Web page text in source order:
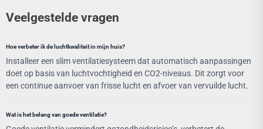
Veelgestelde vragen
Hoe verbeter ik de luchtkwaliteit in mijn huis?
Installeer een slim ventilatiesysteem dat automatisch aanpassingen
doet op basis van luchtvochtigheid en CO2-niveaus. Dit zorgt voor
een continue aanvoer van frisse lucht en afvoer van vervuilde lucht.
Wat is het belang van goede ventilatie?